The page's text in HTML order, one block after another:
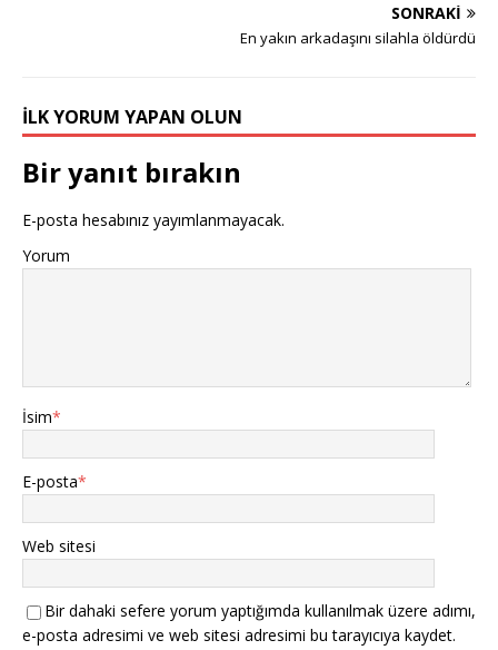
SONRAKI
En yakın arkadaşını silahla öldürdü
İLK YORUM YAPAN OLUN
Bir yanıt bırakın
E-posta hesabınız yayımlanmayacak.
Yorum
İsim*
E-posta*
Web sitesi
Bir dahaki sefere yorum yaptığımda kullanılmak üzere adımı,
e-posta adresimi ve web sitesi adresimi bu tarayıcıya kaydet.